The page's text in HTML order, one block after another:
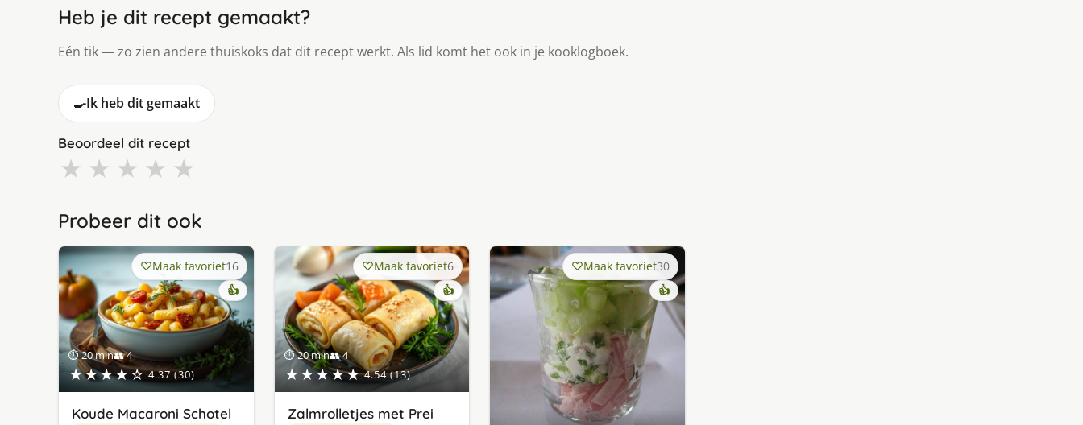
Heb je dit recept gemaakt?
Eén tik — zo zien andere thuiskoks dat dit recept werkt. Als lid komt het ook in je kooklogboek.
🍳Ik heb dit gemaakt
Beoordeel dit recept
★ ★ ★ ★ ★
Probeer dit ook
⏱ 20 min👥 4
★★★★☆ 4.37 (30)
Maak favoriet16
👍
Koude Macaroni Schotel
⏱ 20 min👥 4
★★★★★ 4.54 (13)
Maak favoriet6
👍
Zalmrolletjes met Prei
Maak favoriet30
👍